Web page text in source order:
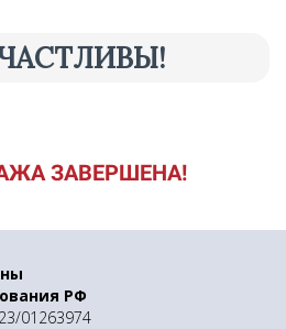
ЗАВЕРШЕНА!
РФ
01263974